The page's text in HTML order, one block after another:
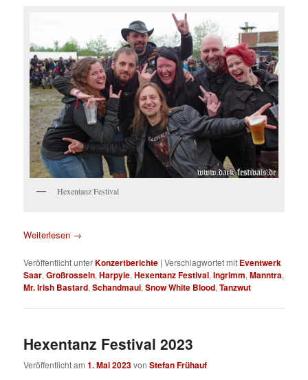
Hexentanz Festival
Weiterlesen →
Veröffentlicht unterKonzertberichte |Verschlagwortet mit Eventwerk
Saar,Großrosseln,Harpyie,Hexentanz Festival,Ingrimm,Manntra,
Mr. Irish Bastard,Schandmaul,Snow White Blood,Tanzwut
Hexentanz Festival 2023
Veröffentlicht am1. Mai 2023vonStefan Frühauf